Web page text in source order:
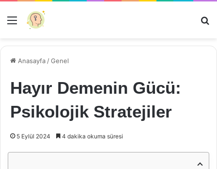
Menü
Anasayfa /Genel
Hayır Demenin Gücü:
Psikolojik Stratejiler
5 Eylül 2024 4 dakika okuma süresi